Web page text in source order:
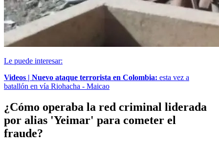
Le puede interesar:
Videos | Nuevo ataque terrorista en Colombia: esta vez a
batallón en vía Riohacha - Maicao
¿Cómo operaba la red criminal liderada
por alias 'Yeimar' para cometer el
fraude?